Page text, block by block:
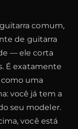
comum,
de guitarra
— ele corta
É exatamente
como uma
você já tem a
seu modeler.
você está